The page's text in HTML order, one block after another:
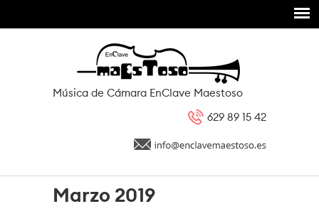
Música de Cámara EnClave Maestoso
629 89 15 42
Marzo 2019